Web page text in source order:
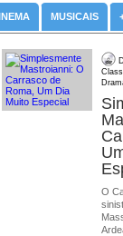
MUSICAIS
O